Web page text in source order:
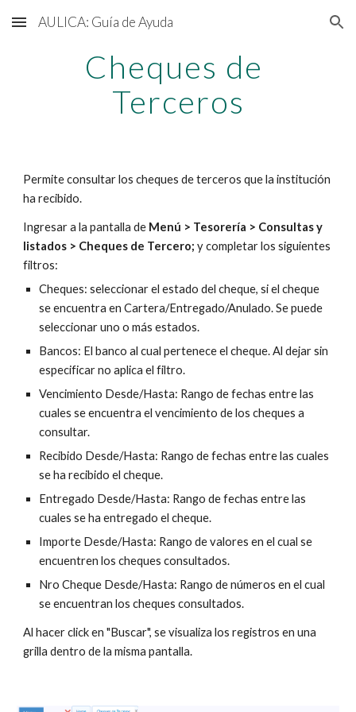
Skip to main content Skip to navigation
AULICA: Guía de Ayuda
Cheques de
Terceros
Permite consultar los cheques de terceros que la institución
ha recibido.
Ingresar a la pantalla de Menú > Tesorería > Consultas y
listados > Cheques de Tercero; y completar los siguientes
filtros:
Cheques: seleccionar el estado del cheque, si el cheque
se encuentra en Cartera/Entregado/Anulado. Se puede
seleccionar uno o más estados.
Bancos: El banco al cual pertenece el cheque. Al dejar sin
especificar no aplica el filtro.
Vencimiento Desde/Hasta: Rango de fechas entre las
cuales se encuentra el vencimiento de los cheques a
consultar.
Recibido Desde/Hasta: Rango de fechas entre las cuales
se ha recibido el cheque.
Entregado Desde/Hasta: Rango de fechas entre las
cuales se ha entregado el cheque.
Importe Desde/Hasta: Rango de valores en el cual se
encuentren los cheques consultados.
Nro Cheque Desde/Hasta: Rango de números en el cual
se encuentran los cheques consultados.
Al hacer click en "Buscar", se visualiza los registros en una
grilla dentro de la misma pantalla.